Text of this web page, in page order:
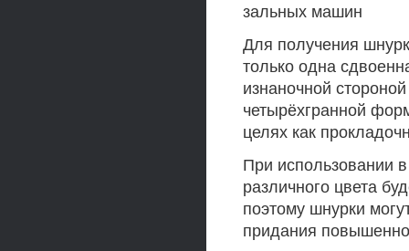
зальных машин
Для получения
только одна
изнаночной
четырёхгранной
целях как
При использовании
различного цвета
поэтому шнурки
придания